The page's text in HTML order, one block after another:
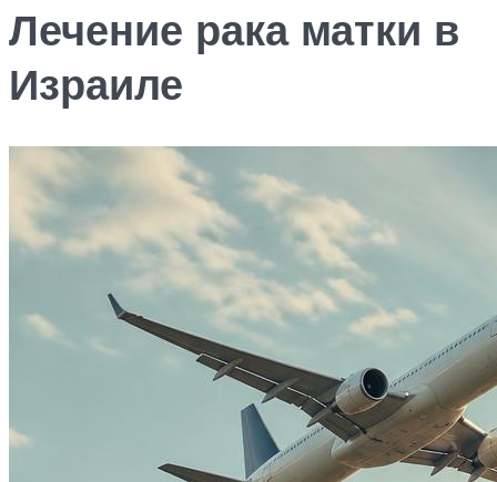
Лечение рака матки в
Израиле